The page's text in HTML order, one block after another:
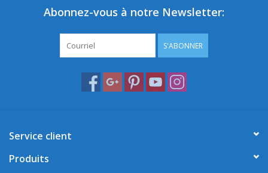
Abonnez-vous à notre Newsletter:
S'ABONNER
Service client
Produits